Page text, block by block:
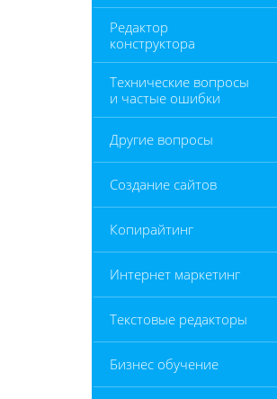
Редактор
конструктора
Технические вопросы
и частые ошибки
Другие вопросы
Создание сайтов
Копирайтинг
Интернет маркетинг
Текстовые редакторы
Бизнес обучение